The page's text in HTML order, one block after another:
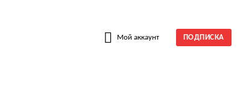
Мой аккаунт ПОДПИСКА